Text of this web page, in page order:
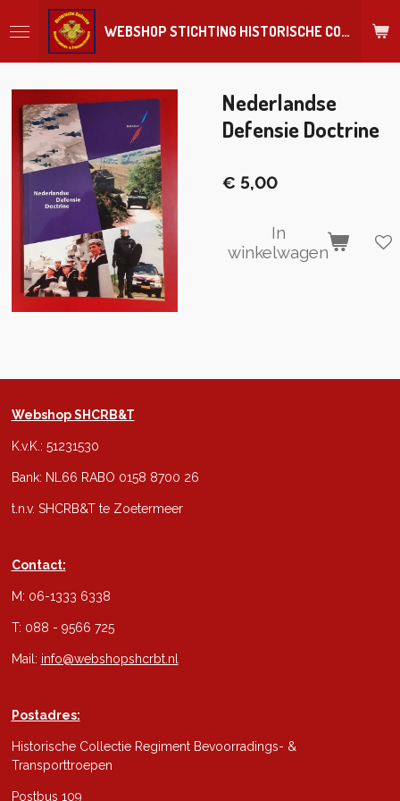
direct
WEBSHOP STICHTING HISTORISCHE COLLECTIE REGIMENT
Nederlandse
Defensie Doctrine
€ 5,00
In
winkelwagen
Webshop SHCRB&T
K.v.K.: 51231530
Bank: NL66 RABO 0158 8700 26
t.n.v. SHCRB&T te Zoetermeer
Contact:
M: 06-1333 6338
T: 088 - 9566 725
Mail: info@webshopshcrbt.nl
Postadres:
Historische Collectie Regiment Bevoorradings- &
Transporttroepen
Postbus 109